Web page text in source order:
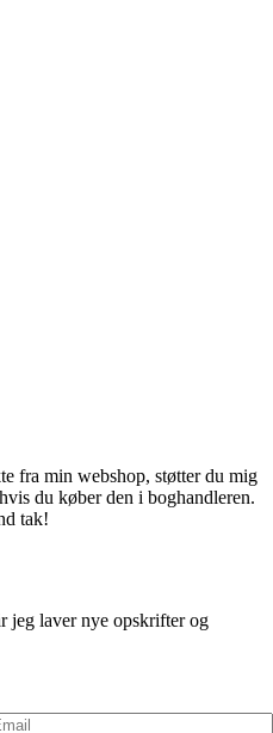
fra min webshop, støtter du mig
du køber den i boghandleren.
tak!
jeg laver nye opskrifter og